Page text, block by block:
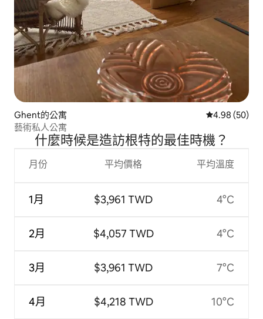
Ghent的公寓 從 50 則評價
4.98 (50)
藝術私人公寓
什麼時候是造訪根特的最佳時機？
月份
1月
2月
3月
4月
平均價格
$3,961 TWD
$4,057 TWD
$3,961 TWD
$4,218 TWD
平均溫度
4°C
4°C
7°C
10°C